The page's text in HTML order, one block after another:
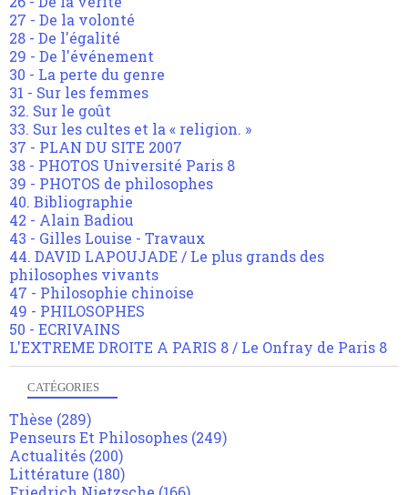
27 - De la volonté
28 - De l'égalité
29 - De l'événement
30 - La perte du genre
31 - Sur les femmes
32. Sur le goût
33. Sur les cultes et la « religion. »
37 - PLAN DU SITE 2007
38 - PHOTOS Université Paris 8
39 - PHOTOS de philosophes
40. Bibliographie
42 - Alain Badiou
43 - Gilles Louise - Travaux
44. DAVID LAPOUJADE / Le plus grands des
philosophes vivants
47 - Philosophie chinoise
49 - PHILOSOPHES
50 - ECRIVAINS
L'EXTREME DROITE A PARIS 8 / Le Onfray de Paris 8
CATÉGORIES
Thèse (289)
Penseurs Et Philosophes (249)
Actualités (200)
Littérature (180)